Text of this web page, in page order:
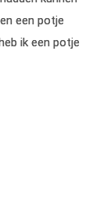
een potje
ik een potje